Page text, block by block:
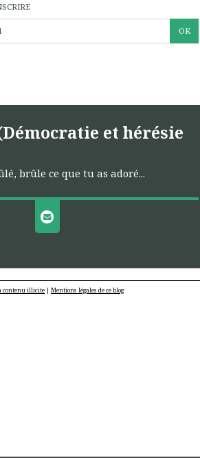
et hérésie
brûle ce que tu as adoré...
contenu illicite | Mentions légales de ce blog